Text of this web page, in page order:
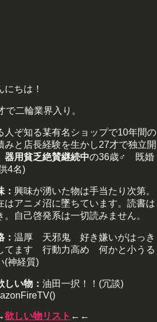
にちは！
で二輪業界入り。
人ぞ知る某有名ショップで10年間の
みと店長経験を生かし27才で独立開
器用貧乏絶賛継続中の36歳♂ 既婚
4名)
： 興味が湧いた物は手当たり次第。
はアニメ沼に墜ちています。読書は
。自己啓発系は一切読みません。
： 温厚 天邪鬼 好き嫌いがはっき
てます 行動力高め 何かと小うる
(神経質)
しい物： 油田一択！！(冗談)
欲しい物リスト ←←